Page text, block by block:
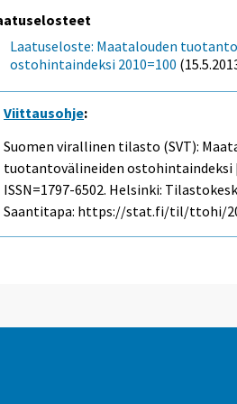
Laatuseloste: Maatalouden
ostohintaindeksi 2010=100
Viittausohje:
Suomen virallinen tilasto (SVT):
tuotantovälineiden ostohintaindeksi
ISSN=1797-6502. Helsinki:
Saantitapa: https://stat.fi/til/ttohi/